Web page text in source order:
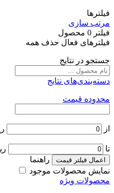
فیلترها
مرتب سازی
فیلتر 0 محصول
فیلترهای فعال حذف همه
جستجو در نتایج
دسته‌بندی‌های نتایج
محدوده قیمت
از
تا
اعمال فیلتر قیمت
راهنما
نمایش محصولات موجود
محصولات ویژه